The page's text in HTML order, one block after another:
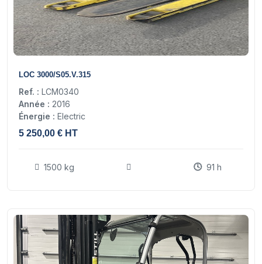
LOC 3000/S05.V.315
Ref. : LCM0340
Année : 2016
Énergie : Electric
5 250,00 € HT
1500 kg 91 h